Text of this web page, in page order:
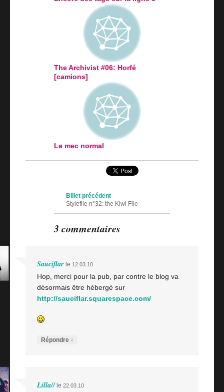
The Archivist #06: Horfé
[camions]
Le mec normal
Navigation des articles
Billet précédent
Stylefile n°32: the Kiwi File
3 commentaires
Sauciflarle 12.03.10
Hop, merci pour la pub, par contre le blog va
désormais être hébergé sur
http://sauciflar.squarespace.com/
Répondre ↓
Lilla//le 22.03.10